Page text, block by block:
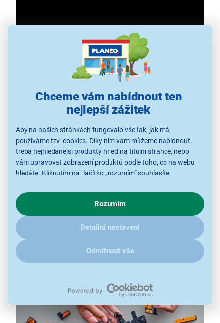
Chceme vám nabídnout ten
nejlepší zážitek
Aby na našich stránkách fungovalo vše tak, jak má,
používáme tzv. cookies. Díky nim vám můžeme nabídnout
třeba nejhledanější produkty hned na titulní stránce, nebo
vám upravovat zobrazení produktů podle toho, co na webu
hledáte. Kliknutím na tlačítko „rozumím“ souhlasíte
chování na webu pro zobrazení cílených reklam. Pokud vás
zajímají detaily, jak u nás s cookies a dalšími údaji pracujeme,
kliknětesem.
Rozumím
Detailní nastavení
Odmítnout vše
Stavebnice LEGO® Speed Champions™
77251 Závodní auto McLaren F1® Team
figurka pilota s helmou
ideální do sbírky